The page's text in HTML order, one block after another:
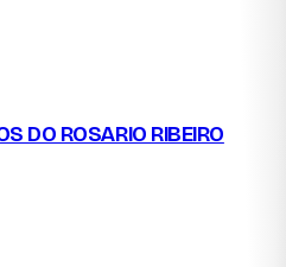
DO ROSARIO RIBEIRO